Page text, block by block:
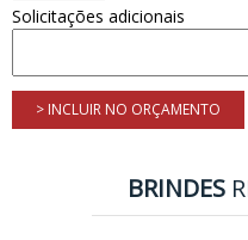
Solicitações adicionais
> INCLUIR NO ORÇAMENTO
BRINDES